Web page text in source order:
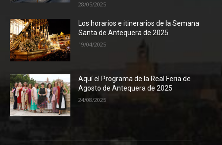
28/05/2025
Los horarios e itinerarios de la Semana
Santa de Antequera de 2025
19/04/2025
Aquí el Programa de la Real Feria de
Agosto de Antequera de 2025
24/08/2025